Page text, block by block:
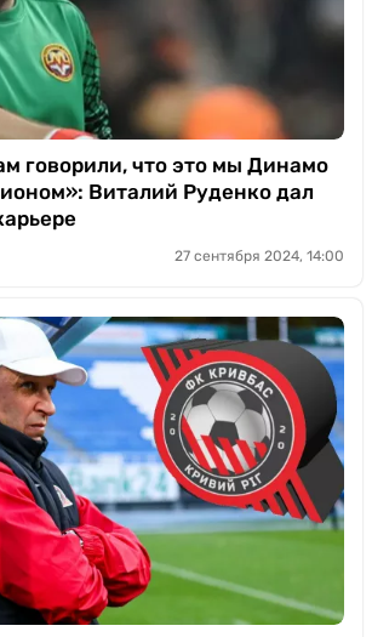
говорили, что это мы Динамо
Виталий Руденко дал
27 сентября 2024, 14:00